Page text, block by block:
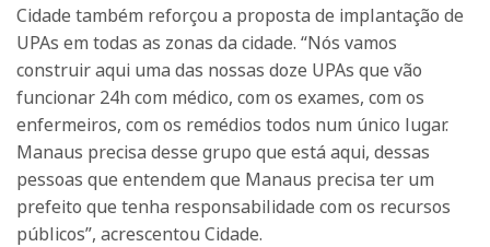
Cidade também reforçou a proposta de implantação de
UPAs em todas as zonas da cidade. “Nós vamos
construir aqui uma das nossas doze UPAs que vão
funcionar 24h com médico, com os exames, com os
enfermeiros, com os remédios todos num único lugar.
Manaus precisa desse grupo que está aqui, dessas
pessoas que entendem que Manaus precisa ter um
prefeito que tenha responsabilidade com os recursos
públicos”, acrescentou Cidade.